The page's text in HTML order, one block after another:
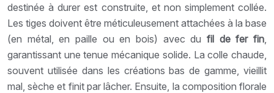
destinée à durer est construite, et non simplement collée.
Les tiges doivent être méticuleusement attachées à la base
(en métal, en paille ou en bois) avec du fil de fer fin
garantissant une tenue mécanique solide. La colle chaude,
souvent utilisée dans les créations bas de gamme, vieillit
mal, sèche et finit par lâcher. Ensuite, la composition florale